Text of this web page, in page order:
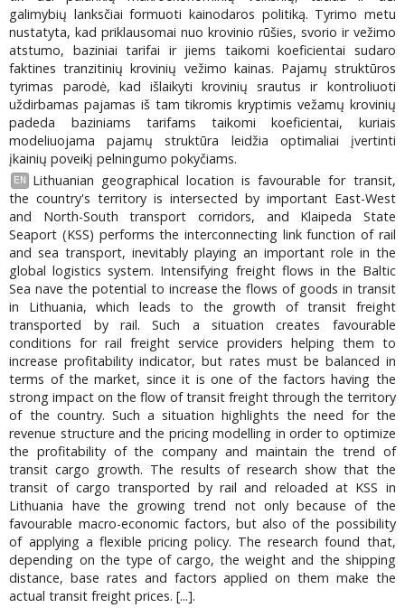
galimybių lanksčiai formuoti kainodaros politiką. Tyrimo metu
nustatyta, kad priklausomai nuo krovinio rūšies, svorio ir vežimo
atstumo, baziniai tarifai ir jiems taikomi koeficientai sudaro
faktines tranzitinių krovinių vežimo kainas. Pajamų struktūros
tyrimas parodė, kad išlaikyti krovinių srautus ir kontroliuoti
uždirbamas pajamas iš tam tikromis kryptimis vežamų krovinių
padeda baziniams tarifams taikomi koeficientai, kuriais
modeliuojama pajamų struktūra leidžia optimaliai įvertinti
įkainių poveikį pelningumo pokyčiams.
EN
Lithuanian geographical location is favourable for transit,
the country's territory is intersected by important East-West
and North-South transport corridors, and Klaipeda State
Seaport (KSS) performs the interconnecting link function of rail
and sea transport, inevitably playing an important role in the
global logistics system. Intensifying freight flows in the Baltic
Sea nave the potential to increase the flows of goods in transit
in Lithuania, which leads to the growth of transit freight
transported by rail. Such a situation creates favourable
conditions for rail freight service providers helping them to
increase profitability indicator, but rates must be balanced in
terms of the market, since it is one of the factors having the
strong impact on the flow of transit freight through the territory
of the country. Such a situation highlights the need for the
revenue structure and the pricing modelling in order to optimize
the profitability of the company and maintain the trend of
transit cargo growth. The results of research show that the
transit of cargo transported by rail and reloaded at KSS in
Lithuania have the growing trend not only because of the
favourable macro-economic factors, but also of the possibility
of applying a flexible pricing policy. The research found that,
depending on the type of cargo, the weight and the shipping
distance, base rates and factors applied on them make the
actual transit freight prices. [...].